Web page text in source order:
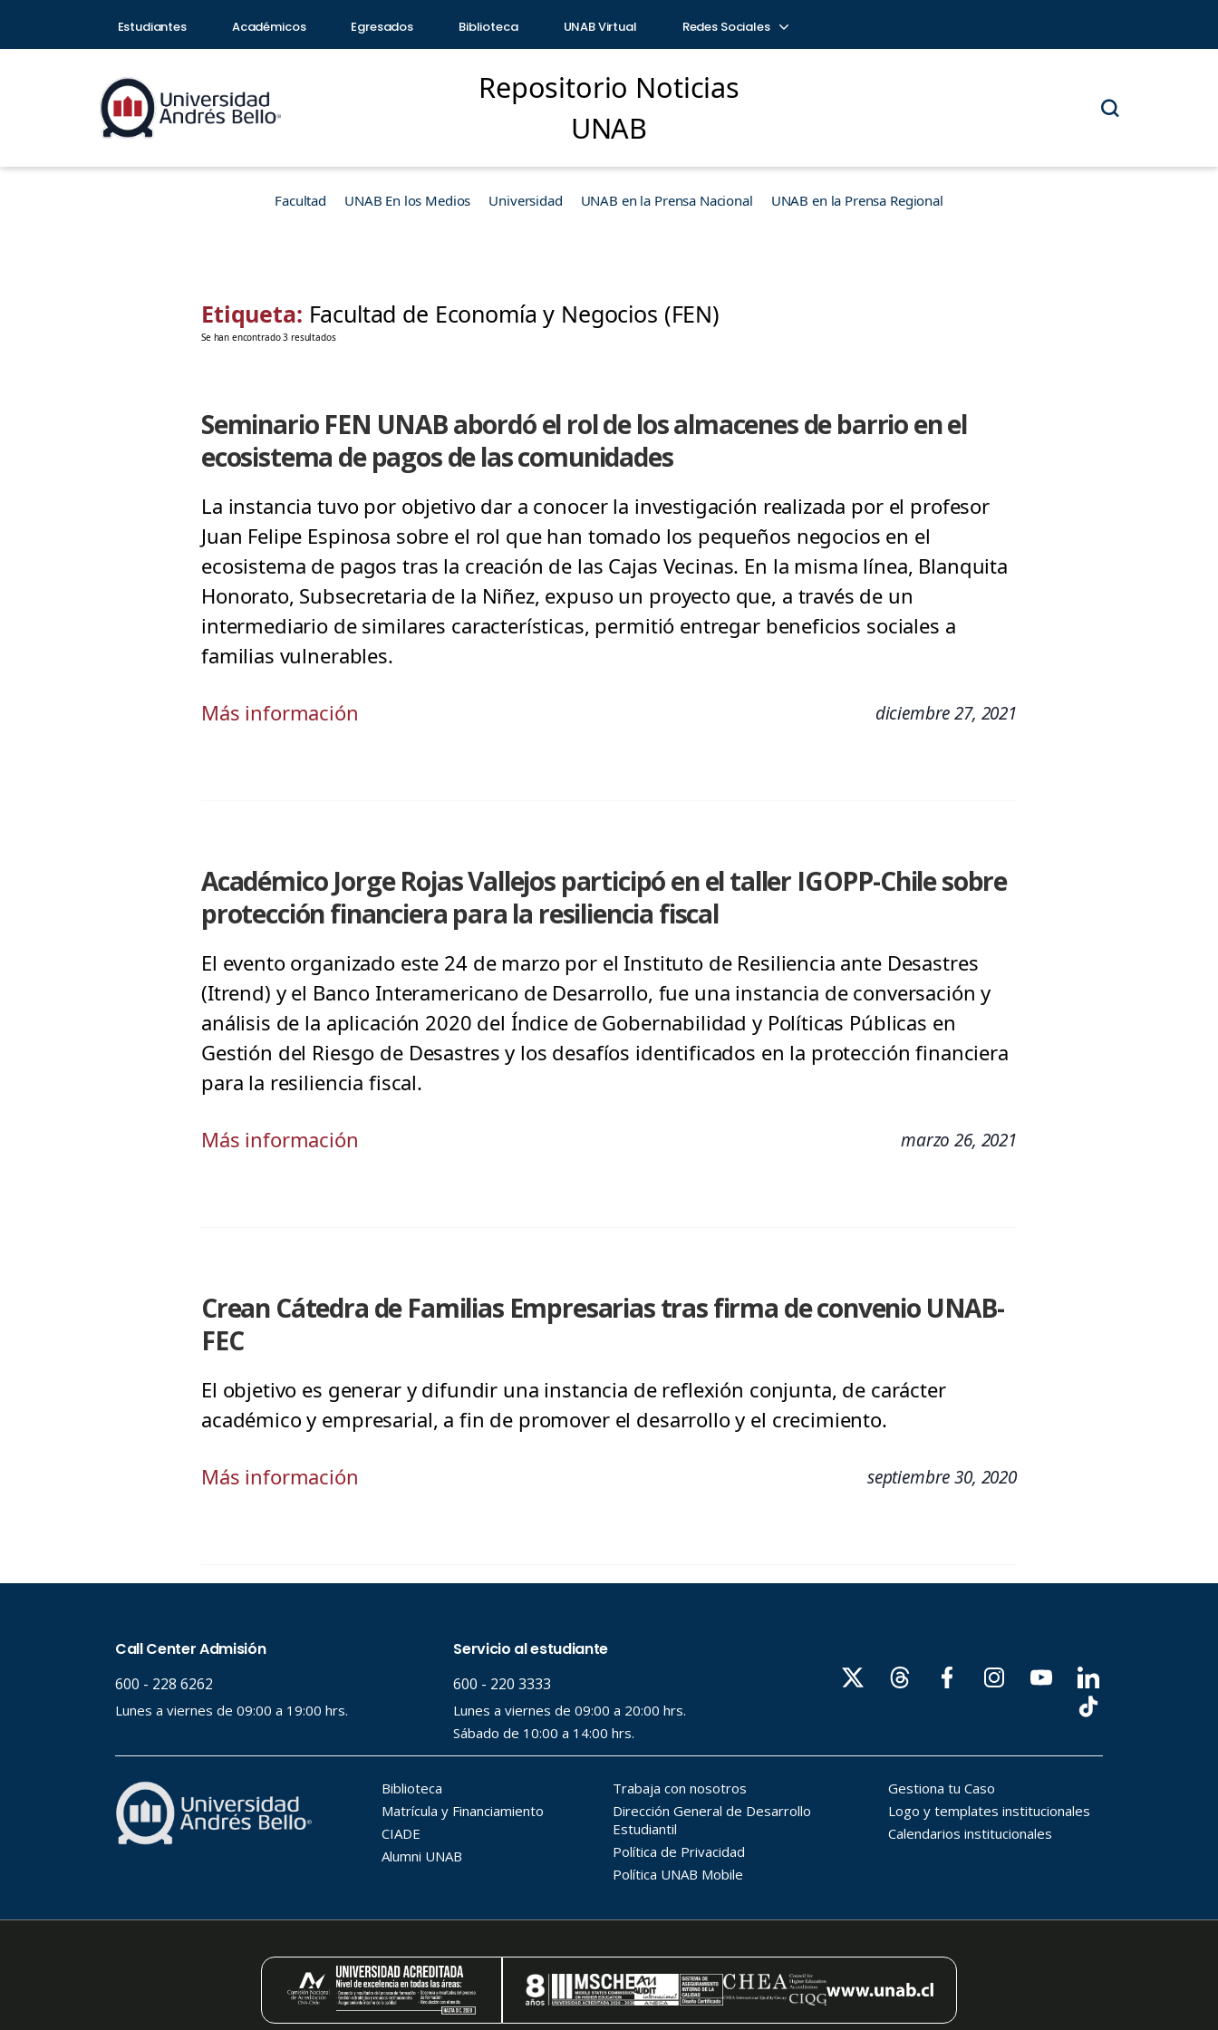
Estudiantes Académicos Egresados Biblioteca UNAB Virtual Redes Sociales
Repositorio Noticias
UNAB
Facultad UNAB En los Medios Universidad UNAB en la Prensa Nacional UNAB en la Prensa Regional
Etiqueta: Facultad de Economía y Negocios (FEN)
Se han encontrado 3 resultados
Seminario FEN UNAB abordó el rol de los almacenes de barrio en el
ecosistema de pagos de las comunidades
La instancia tuvo por objetivo dar a conocer la investigación realizada por el profesor
Juan Felipe Espinosa sobre el rol que han tomado los pequeños negocios en el
ecosistema de pagos tras la creación de las Cajas Vecinas. En la misma línea, Blanquita
Honorato, Subsecretaria de la Niñez, expuso un proyecto que, a través de un
intermediario de similares características, permitió entregar beneficios sociales a
familias vulnerables.
Más información diciembre 27, 2021
Académico Jorge Rojas Vallejos participó en el taller IGOPP-Chile sobre
protección financiera para la resiliencia fiscal
El evento organizado este 24 de marzo por el Instituto de Resiliencia ante Desastres
(Itrend) y el Banco Interamericano de Desarrollo, fue una instancia de conversación y
análisis de la aplicación 2020 del Índice de Gobernabilidad y Políticas Públicas en
Gestión del Riesgo de Desastres y los desafíos identificados en la protección financiera
para la resiliencia fiscal.
Más información marzo 26, 2021
Crean Cátedra de Familias Empresarias tras firma de convenio UNAB-
FEC
El objetivo es generar y difundir una instancia de reflexión conjunta, de carácter
académico y empresarial, a fin de promover el desarrollo y el crecimiento.
Más información septiembre 30, 2020